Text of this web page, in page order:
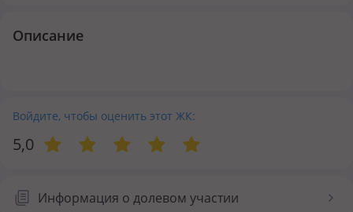
Описание
Войдите, чтобы оценить этот ЖК:
5,0
Информация о долевом участии